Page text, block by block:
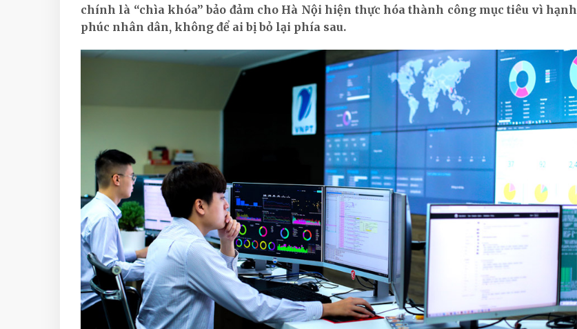
chính là “chìa khóa” bảo đảm cho Hà Nội hiện thực hóa thành công mục tiêu vì hạnh
phúc nhân dân, không để ai bị bỏ lại phía sau.